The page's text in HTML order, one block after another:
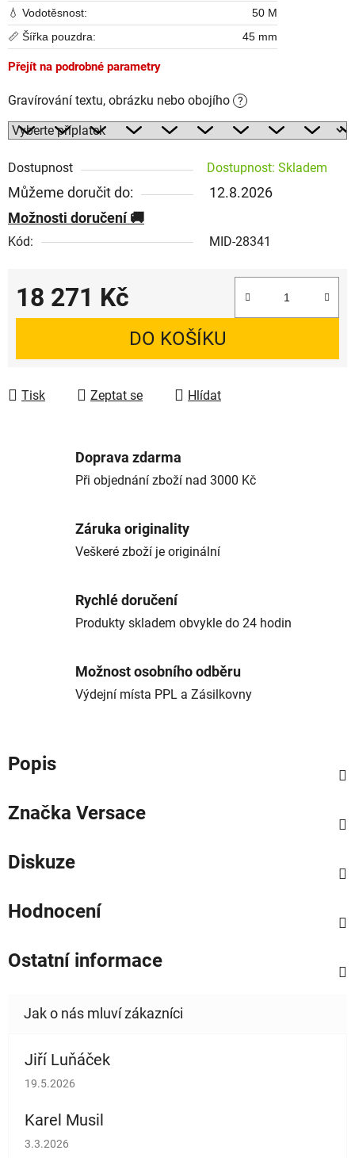
💧 Vodotěsnost:
50 M
📏 Šířka pouzdra:
45 mm
Přejít na podrobné parametry
Gravírování textu, obrázku nebo obojího ?
Dostupnost Dostupnost: Skladem
Můžeme doručit do:
12.8.2026
Možnosti doručení
Kód: MID-28341
18 271 Kč
Měrná cena:
DO KOŠÍKU
Tisk Zeptat se Hlídat
Doprava zdarma
Při objednání zboží nad 3000 Kč
Záruka originality
Veškeré zboží je originální
Rychlé doručení
Produkty skladem obvykle do 24 hodin
Možnost osobního odběru
Výdejní místa PPL a Zásilkovny
Popis
Značka Versace
Diskuze
Hodnocení
Ostatní informace
Jiří Luňáček
Hodnocení obchodu je 5 z 5 hvězdiček.
19.5.2026
Karel Musil
Hodnocení obchodu je 5 z 5 hvězdiček.
3.3.2026